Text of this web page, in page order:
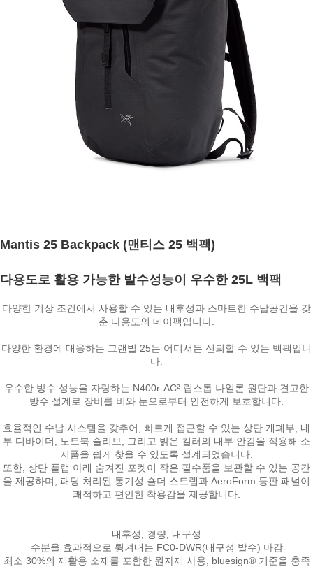
Mantis 25 Backpack (맨티스 25 백팩)
다용도로 활용 가능한 발수성능이 우수한 25L 백팩
다양한 기상 조건에서 사용할 수 있는 내후성과 스마트한 수납공간을 갖
춘 다용도의 데이팩입니다.
다양한 환경에 대응하는 그랜빌 25는 어디서든 신뢰할 수 있는 백팩입니
다.
우수한 방수 성능을 자랑하는 N400r-AC² 립스톱 나일론 원단과 견고한
방수 설계로 장비를 비와 눈으로부터 안전하게 보호합니다.
효율적인 수납 시스템을 갖추어, 빠르게 접근할 수 있는 상단 개폐부, 내
부 디바이더, 노트북 슬리브, 그리고 밝은 컬러의 내부 안감을 적용해 소
지품을 쉽게 찾을 수 있도록 설계되었습니다.
또한, 상단 플랩 아래 숨겨진 포켓이 작은 필수품을 보관할 수 있는 공간
을 제공하며, 패딩 처리된 통기성 숄더 스트랩과 AeroForm 등판 패널이
쾌적하고 편안한 착용감을 제공합니다.
내후성, 경량, 내구성
수분을 효과적으로 튕겨내는 FC0-DWR(내구성 발수) 마감
최소 30%의 재활용 소재를 포함한 원자재 사용, bluesign® 기준을 충족